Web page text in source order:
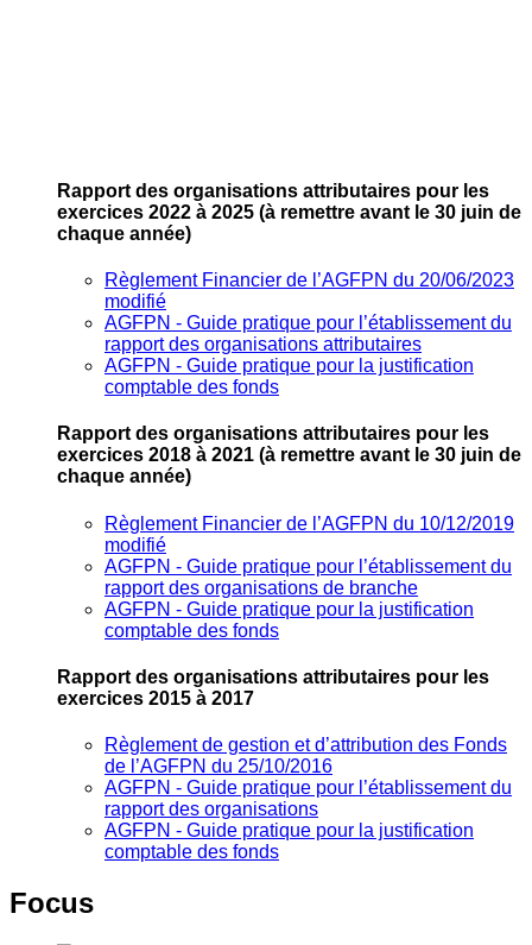
Rapport des organisations attributaires pour les
exercices 2022 à 2025 (à remettre avant le 30 juin de
chaque année)
Règlement Financier de l’AGFPN du 20/06/2023
modifié
AGFPN ‐ Guide pratique pour l’établissement du
rapport des organisations attributaires
AGFPN ‐ Guide pratique pour la justification
comptable des fonds
Rapport des organisations attributaires pour les
exercices 2018 à 2021 (à remettre avant le 30 juin de
chaque année)
Règlement Financier de l’AGFPN du 10/12/2019
modifié
AGFPN ‐ Guide pratique pour l’établissement du
rapport des organisations de branche
AGFPN ‐ Guide pratique pour la justification
comptable des fonds
Rapport des organisations attributaires pour les
exercices 2015 à 2017
Règlement de gestion et d’attribution des Fonds
de l’AGFPN du 25/10/2016
AGFPN ‐ Guide pratique pour l’établissement du
rapport des organisations
AGFPN ‐ Guide pratique pour la justification
comptable des fonds
Focus